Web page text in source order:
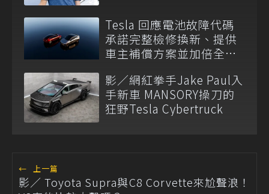
Tesla 回應電池故障代碼
承諾完整檢修換新、提供
車主補償方案並加倍全台
影／網紅拳手Jake Paul入
手新車 MANSORY操刀的
狂野Tesla Cybertruck
← 上一篇
影／ Toyota Supra與C8 Corvette來尬聲浪！